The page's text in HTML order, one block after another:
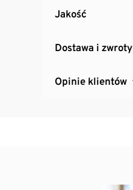
Jakość
Dostawa i zwroty
Opinie klientów